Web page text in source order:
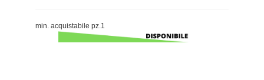
min. acquistabile pz.1